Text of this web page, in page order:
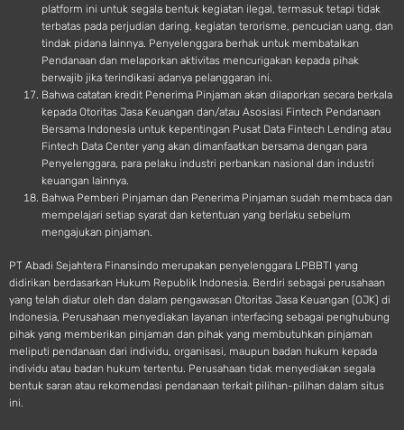
platform ini untuk segala bentuk kegiatan ilegal, termasuk tetapi tidak
terbatas pada perjudian daring, kegiatan terorisme, pencucian uang, dan
tindak pidana lainnya. Penyelenggara berhak untuk membatalkan
Pendanaan dan melaporkan aktivitas mencurigakan kepada pihak
berwajib jika terindikasi adanya pelanggaran ini.
Bahwa catatan kredit Penerima Pinjaman akan dilaporkan secara berkala
kepada Otoritas Jasa Keuangan dan/atau Asosiasi Fintech Pendanaan
Bersama Indonesia untuk kepentingan Pusat Data Fintech Lending atau
Fintech Data Center yang akan dimanfaatkan bersama dengan para
Penyelenggara, para pelaku industri perbankan nasional dan industri
keuangan lainnya.
Bahwa Pemberi Pinjaman dan Penerima Pinjaman sudah membaca dan
mempelajari setiap syarat dan ketentuan yang berlaku sebelum
mengajukan pinjaman.
PT Abadi Sejahtera Finansindo merupakan penyelenggara LPBBTI yang
didirikan berdasarkan Hukum Republik Indonesia. Berdiri sebagai perusahaan
yang telah diatur oleh dan dalam pengawasan Otoritas Jasa Keuangan (OJK) di
Indonesia, Perusahaan menyediakan layanan interfacing sebagai penghubung
pihak yang memberikan pinjaman dan pihak yang membutuhkan pinjaman
meliputi pendanaan dari individu, organisasi, maupun badan hukum kepada
individu atau badan hukum tertentu. Perusahaan tidak menyediakan segala
bentuk saran atau rekomendasi pendanaan terkait pilihan-pilihan dalam situs
ini.